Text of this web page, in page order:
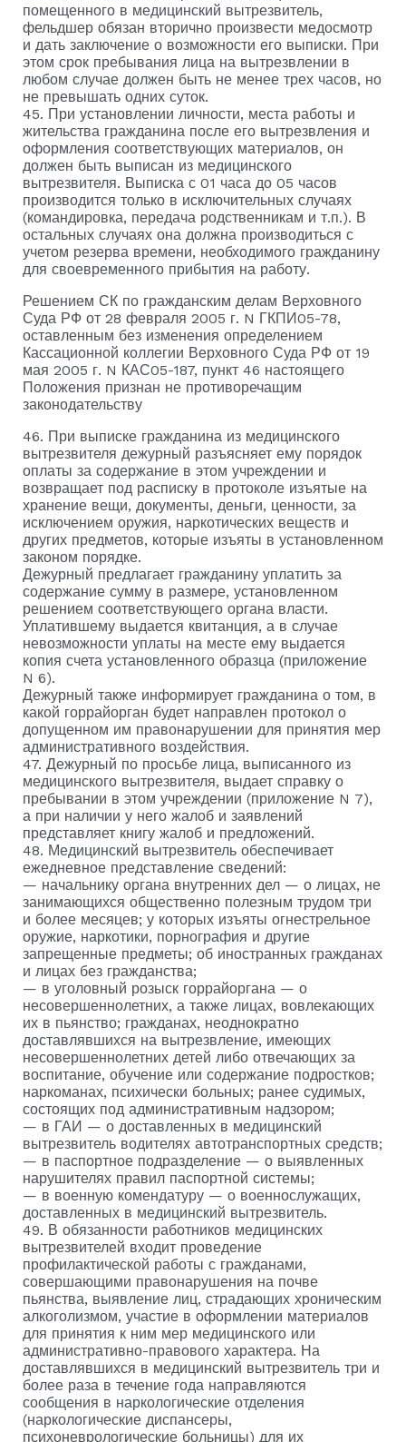
помещенного в медицинский вытрезвитель,
фельдшер обязан вторично произвести медосмотр
и дать заключение о возможности его выписки. При
этом срок пребывания лица на вытрезвлении в
любом случае должен быть не менее трех часов, но
не превышать одних суток.
45. При установлении личности, места работы и
жительства гражданина после его вытрезвления и
оформления соответствующих материалов, он
должен быть выписан из медицинского
вытрезвителя. Выписка с 01 часа до 05 часов
производится только в исключительных случаях
(командировка, передача родственникам и т.п.). В
остальных случаях она должна производиться с
учетом резерва времени, необходимого гражданину
для своевременного прибытия на работу.
Решением СК по гражданским делам Верховного
Суда РФ от 28 февраля 2005 г. N ГКПИ05-78,
оставленным без изменения определением
Кассационной коллегии Верховного Суда РФ от 19
мая 2005 г. N КАС05-187, пункт 46 настоящего
Положения признан не противоречащим
законодательству
46. При выписке гражданина из медицинского
вытрезвителя дежурный разъясняет ему порядок
оплаты за содержание в этом учреждении и
возвращает под расписку в протоколе изъятые на
хранение вещи, документы, деньги, ценности, за
исключением оружия, наркотических веществ и
других предметов, которые изъяты в установленном
законом порядке.
Дежурный предлагает гражданину уплатить за
содержание сумму в размере, установленном
решением соответствующего органа власти.
Уплатившему выдается квитанция, а в случае
невозможности уплаты на месте ему выдается
копия счета установленного образца (приложение
N 6).
Дежурный также информирует гражданина о том, в
какой горрайорган будет направлен протокол о
допущенном им правонарушении для принятия мер
административного воздействия.
47. Дежурный по просьбе лица, выписанного из
медицинского вытрезвителя, выдает справку о
пребывании в этом учреждении (приложение N 7),
а при наличии у него жалоб и заявлений
представляет книгу жалоб и предложений.
48. Медицинский вытрезвитель обеспечивает
ежедневное представление сведений:
— начальнику органа внутренних дел — о лицах, не
занимающихся общественно полезным трудом три
и более месяцев; у которых изъяты огнестрельное
оружие, наркотики, порнография и другие
запрещенные предметы; об иностранных гражданах
и лицах без гражданства;
— в уголовный розыск горрайоргана — о
несовершеннолетних, а также лицах, вовлекающих
их в пьянство; гражданах, неоднократно
доставлявшихся на вытрезвление, имеющих
несовершеннолетних детей либо отвечающих за
воспитание, обучение или содержание подростков;
наркоманах, психически больных; ранее судимых,
состоящих под административным надзором;
— в ГАИ — о доставленных в медицинский
вытрезвитель водителях автотранспортных средств;
— в паспортное подразделение — о выявленных
нарушителях правил паспортной системы;
— в военную комендатуру — о военнослужащих,
доставленных в медицинский вытрезвитель.
49. В обязанности работников медицинских
вытрезвителей входит проведение
профилактической работы с гражданами,
совершающими правонарушения на почве
пьянства, выявление лиц, страдающих хроническим
алкоголизмом, участие в оформлении материалов
для принятия к ним мер медицинского или
административно-правового характера. На
доставлявшихся в медицинский вытрезвитель три и
более раза в течение года направляются
сообщения в наркологические отделения
(наркологические диспансеры,
психоневрологические больницы) для их